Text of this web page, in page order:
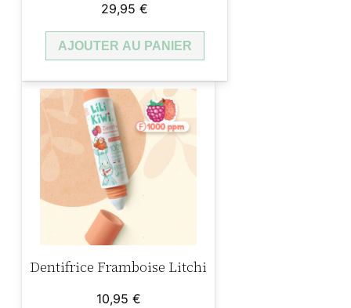
29,95 €
AJOUTER AU PANIER
Dentifrice Framboise Litchi
10,95 €